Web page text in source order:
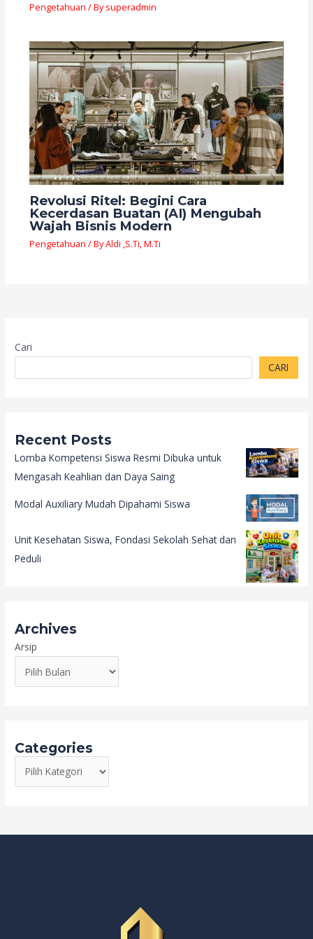
Pengetahuan / Bysuperadmin
Revolusi Ritel: Begini Cara
Kecerdasan Buatan (AI) Mengubah
Wajah Bisnis Modern
Pengetahuan / ByAldi ,S.Ti, M.Ti
Cari
CARI
Recent Posts
Lomba Kompetensi Siswa Resmi Dibuka untuk
Mengasah Keahlian dan Daya Saing
Modal Auxiliary Mudah Dipahami Siswa
Unit Kesehatan Siswa, Fondasi Sekolah Sehat dan
Peduli
Archives
Arsip
Categories